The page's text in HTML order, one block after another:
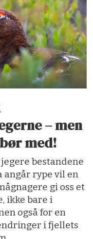
– men
med!
bestandene
angår rype vil en
gi oss et
ikke bare i
også for en
i fjellets